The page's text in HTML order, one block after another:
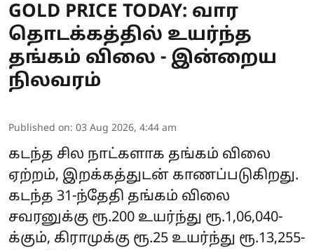
GOLD PRICE TODAY: வார
தொடக்கத்தில் உயர்ந்த
தங்கம் விலை - இன்றைய
நிலவரம்
Published on: 03 Aug 2026, 4:44 am
கடந்த சில நாட்களாக தங்கம் விலை
ஏற்றம், இறக்கத்துடன் காணப்படுகிறது.
கடந்த 31-ந்தேதி தங்கம் விலை
சவரனுக்கு ரூ.200 உயர்ந்து ரூ.1,06,040-
க்கும், கிராமுக்கு ரூ.25 உயர்ந்து ரூ.13,255-